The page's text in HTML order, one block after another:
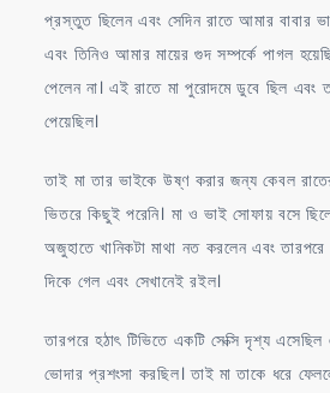
প্রস্তুত ছিলেন এবং সেদিন রাতে আমার বাবার
এবং তিনিও আমার মায়ের গুদ সম্পর্কে পাগল
পেলেন না। এই রাতে মা পুরোদমে ডুবে ছিল
পেয়েছিল।
তাই মা তার ভাইকে উষ্ণ করার জন্য কেবল
ভিতরে কিছুই পরেনি। মা ও ভাই সোফায় বসে
অজুহাতে খানিকটা মাথা নত করলেন এবং
দিকে গেল এবং সেখানেই রইল।
তারপরে হঠাৎ টিভিতে একটি সেক্সি দৃশ্য এসেছিল
ভোদার প্রশংসা করছিল। তাই মা তাকে ধরে